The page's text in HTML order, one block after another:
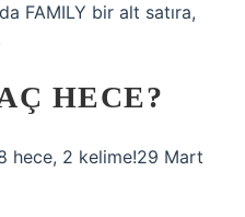
FAMILY bir alt satıra,
HECE?
hece, 2 kelime!29 Mart